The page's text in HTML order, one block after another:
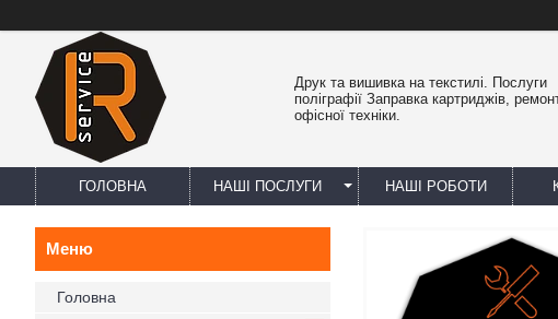
Друк та вишивка на текстилі. Послуги
поліграфії Заправка картриджів,
офісної техніки.
ГОЛОВНА НАШІ ПОСЛУГИ НАШІ РОБОТИ
Головна